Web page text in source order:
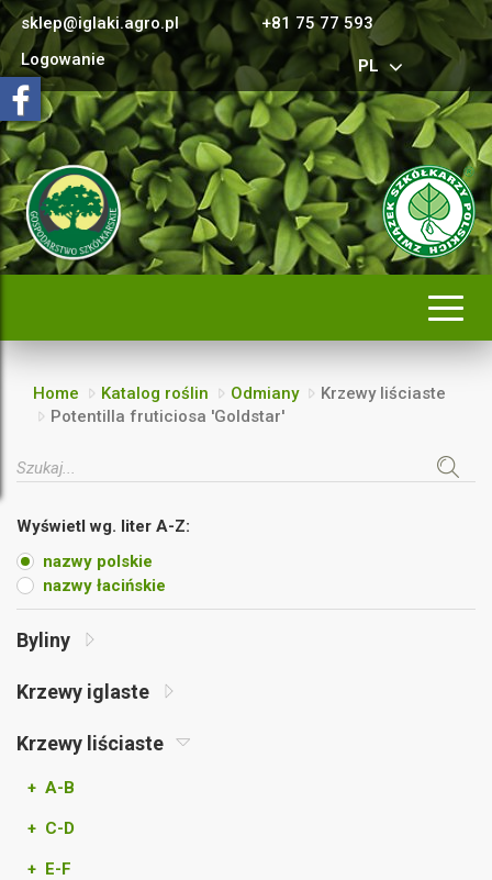
sklep@iglaki.agro.pl
+81 75 77 593
Logowanie
PL
Home Katalog roślin Odmiany
Krzewy liściaste
Potentilla fruticiosa 'Goldstar'
Wyświetl wg. liter A-Z:
nazwy polskie
nazwy łacińskie
Byliny
Krzewy iglaste
Krzewy liściaste
+ A-B
+ C-D
+ E-F